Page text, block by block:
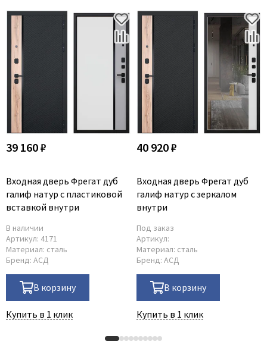
39 160 ₽
Входная дверь Фрегат дуб
галиф натур с пластиковой
вставкой внутри
В наличии
Артикул: 4171
Материал: сталь
Бренд: АСД
В корзину
Купить в 1 клик
40 920 ₽
Входная дверь Фрегат дуб
галиф натур с зеркалом
внутри
Под заказ
Артикул:
Материал: сталь
Бренд: АСД
В корзину
Купить в 1 клик